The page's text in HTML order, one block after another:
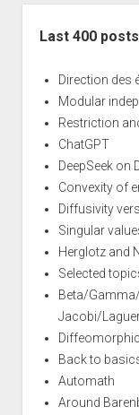
Last 400 posts
Direction des
Modular
Restriction
ChatGPT
DeepSeek on
Convexity of
Diffusivity
Singular
Herglotz and
Selected
Beta/
Jacobi/
Back to
Automath
Around